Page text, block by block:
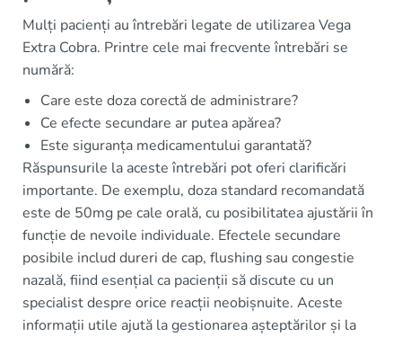
Mulți pacienți au întrebări legate de utilizarea Vega
Extra Cobra. Printre cele mai frecvente întrebări se
numără:
Care este doza corectă de administrare?
Ce efecte secundare ar putea apărea?
Este siguranța medicamentului garantată?
Răspunsurile la aceste întrebări pot oferi clarificări
importante. De exemplu, doza standard recomandată
este de 50mg pe cale orală, cu posibilitatea ajustării în
funcție de nevoile individuale. Efectele secundare
posibile includ dureri de cap, flushing sau congestie
nazală, fiind esențial ca pacienții să discute cu un
specialist despre orice reacții neobișnuite. Aceste
informații utile ajută la gestionarea așteptărilor și la